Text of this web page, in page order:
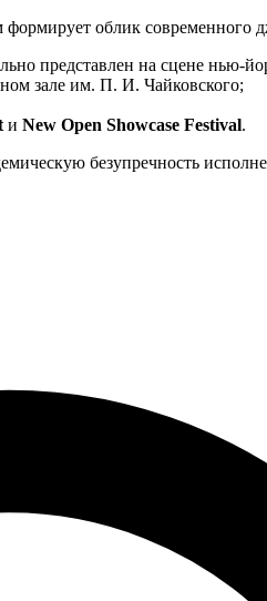
облик современного
представлен на сцене нью-
зале им. П. И. Чайковского;
и New Open Showcase Festival.
безупречность